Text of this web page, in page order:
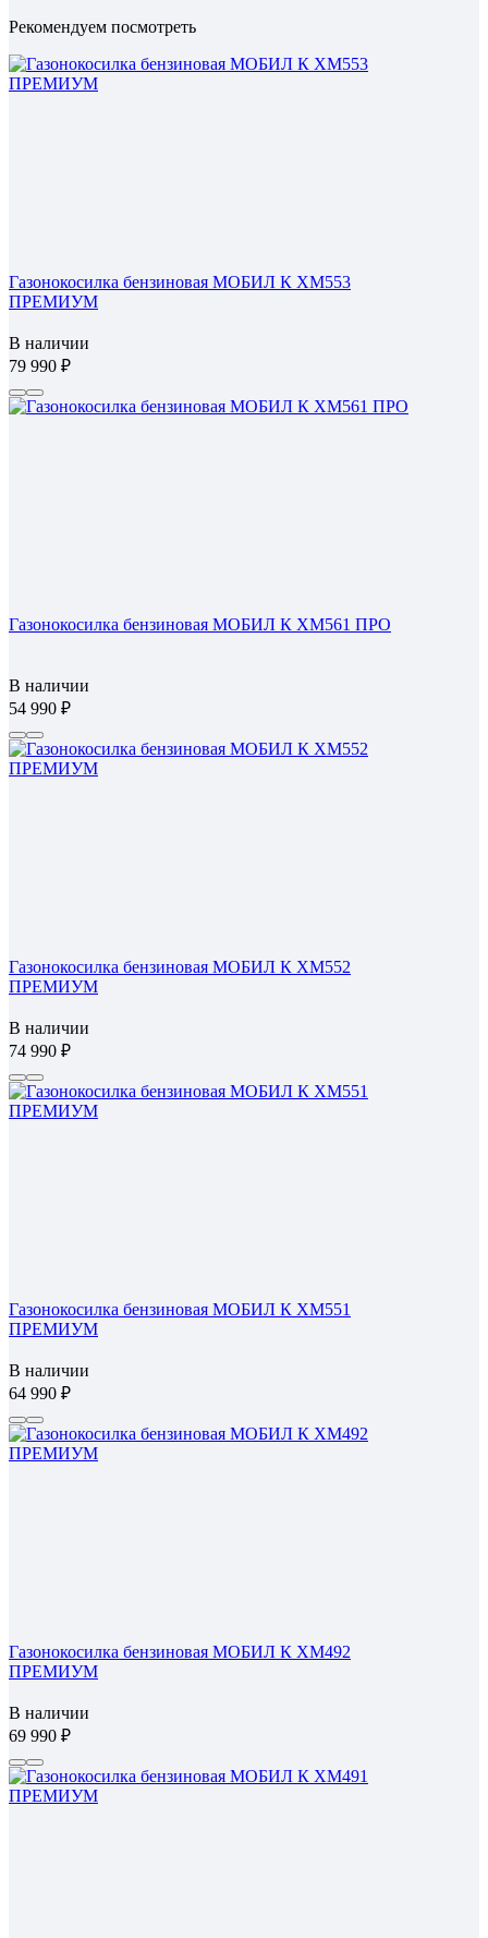
Рекомендуем посмотреть
Газонокосилка бензиновая МОБИЛ К XM553
ПРЕМИУМ
В наличии
79 990
Газонокосилка бензиновая МОБИЛ К XM561 ПРО
В наличии
54 990
Газонокосилка бензиновая МОБИЛ К XM552
ПРЕМИУМ
В наличии
74 990
Газонокосилка бензиновая МОБИЛ К XM551
ПРЕМИУМ
В наличии
64 990
Газонокосилка бензиновая МОБИЛ К XM492
ПРЕМИУМ
В наличии
69 990